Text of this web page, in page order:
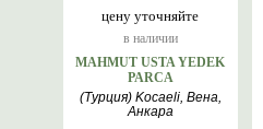
цену уточняйте
в наличии
MAHMUT USTA YEDEK
PARCA
(Турция) Kocaeli, Вена,
Анкара